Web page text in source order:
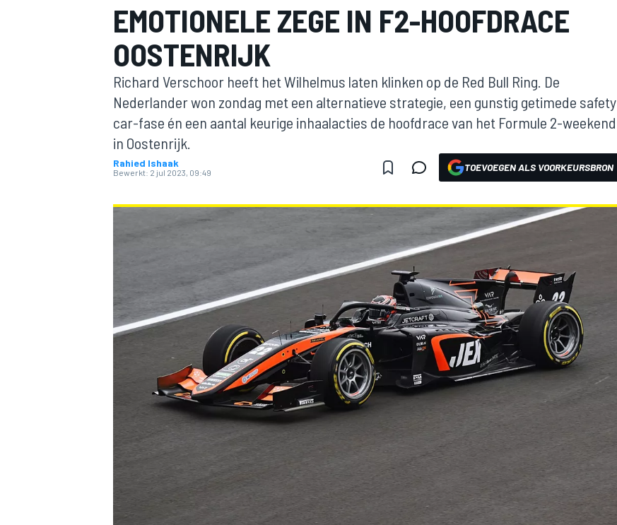
MOTOGP
EMOTIONELE ZEGE IN F2-HOOFDRACE
OOSTENRIJK
Richard Verschoor heeft het Wilhelmus laten klinken op de Red Bull Ring. De
Nederlander won zondag met een alternatieve strategie, een gunstig getimede safety
car-fase én een aantal keurige inhaalacties de hoofdrace van het Formule 2-weekend
in Oostenrijk.
Rahied Ishaak
Bewerkt: 2 jul 2023, 09:49 TOEVOEGEN ALS VOORKEURSBRON